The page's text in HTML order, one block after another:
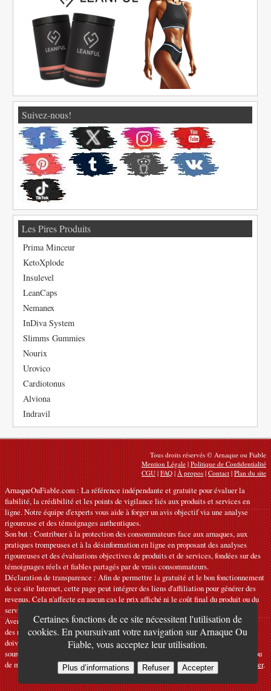
Certaines fonctions de ce site nécessitent l'utilisation de
cookies. En poursuivant votre navigation sur Arnaque Ou
Fiable, vous acceptez leur utilisation.
Plus d’informations Refuser Accepter
Suivez-nous!
Les Pires Produits
Prima Minceur
KetoXplode
Insulevel
LeanCaps
Nemanex
InDiva System
Slimms Gummies
Nourix
Urovico
Cardiotonus
Alviona
Indravil
Tous droits réservés © Arnaque ou Fiable
Mention Légale|Politique de Confidentialité
CGU|FAQ|À propos|Contact|Plan du site
ArnaqueOuFiable.com : La référence indépendante et gratuite pour évaluer la
fiabilité, la crédibilité et les points de vigilance liés aux produits et services en
ligne. Notre équipe d'experts vous aide à forger un avis objectif via une analyse
rigoureuse et des témoignages authentiques.
Son but : Contribuer à la protection des consommateurs face aux arnaques, aux
pratiques trompeuses et à la désinformation en ligne en proposant des analyses
rigoureuses et des évaluations objectives de produits et de services, fondées sur des
témoignages réels et fiables partagés par de vrais consommateurs.
Déclaration de transparence : Afin de permettre la gratuité et le bon fonctionnement
de ce site Internet, cette page peut intégrer des liens d'affiliation pour générer des
revenus. Cela n'affecte en aucun cas le prix affiché ni le coût final du produit ou du
service.
Avertissements : Nos articles expriment des avis personnels et ne constituent pas
des recommandations officielles. Les informations fournies sont indicatives et
doivent être confirmées auprès du fabricant, du vendeur, du prestataire ou d’une
source officielle compétente. Nous déclinons toute responsabilité en cas d'erreur ou
de mauvaise utilisation. Si vous constatez une inexactitude, veuillez nous contacter.